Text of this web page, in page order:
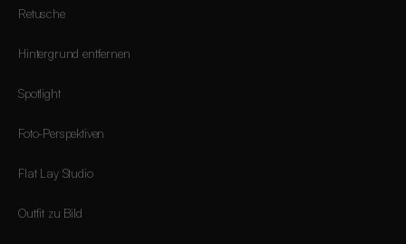
Retusche
Hintergrund entfernen
Spotlight
Foto-Perspektiven
Flat Lay Studio
Outfit zu Bild